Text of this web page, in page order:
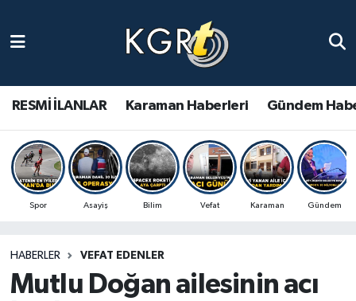
RESMİ İLANLAR Karaman Haberleri Gündem
Spor Asayiş Bilim Vefat Karaman Gündem
HABERLER VEFAT EDENLER
Mutlu Doğan ailesinin acı
Gündem Haberleri
Güncel Haberler
Spor Haberleri
Ulusal Haberler